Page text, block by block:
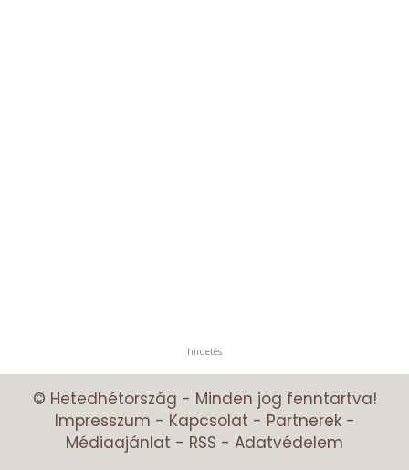
hirdetés
© Hetedhétország - Minden jog fenntartva!
Impresszum - Kapcsolat - Partnerek-
Médiaajánlat - RSS - Adatvédelem